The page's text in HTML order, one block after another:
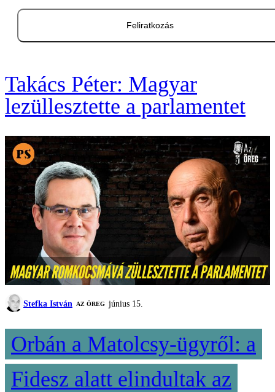
Feliratkozás
Takács Péter: Magyar
lezüllesztette a parlamentet
Stefka István AZ ÖREG június 15.
Orbán a Matolcsy-ügyről: a
Fidesz alatt elindultak az